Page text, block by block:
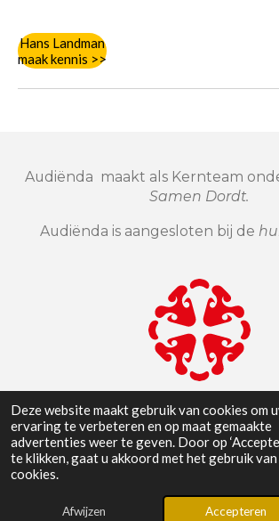
Deze website maakt gebruik van cookies om
ervaring te verbeteren en op maat gemaakte
advertenties weer te geven. Door op
te klikken, gaat u akkoord met het gebruik
cookies.
Afwijzen Accepteren
Hans Landman
maak kennis >>
Audiënda maakt als Kernteam
Samen Dordt.
Audiënda is aangesloten bij de